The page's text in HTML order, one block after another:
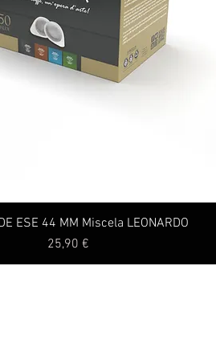
ESE 44 MM Miscela LEONARDO
Prezzo
25,90 €